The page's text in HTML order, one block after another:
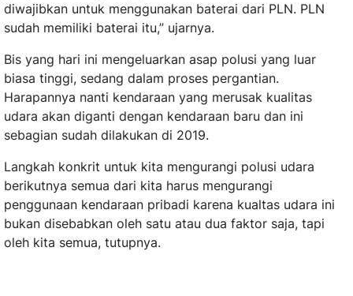
diwajibkan untuk menggunakan baterai dari PLN. PLN
sudah memiliki baterai itu,” ujarnya.
Bis yang hari ini mengeluarkan asap polusi yang luar
biasa tinggi, sedang dalam proses pergantian.
Harapannya nanti kendaraan yang merusak kualitas
udara akan diganti dengan kendaraan baru dan ini
sebagian sudah dilakukan di 2019.
Langkah konkrit untuk kita mengurangi polusi udara
berikutnya semua dari kita harus mengurangi
penggunaan kendaraan pribadi karena kualtas udara ini
bukan disebabkan oleh satu atau dua faktor saja, tapi
oleh kita semua, tutupnya.